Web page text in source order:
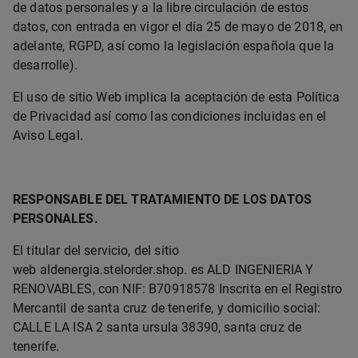
de datos personales y a la libre circulación de estos
datos, con entrada en vigor el día 25 de mayo de 2018, en
adelante, RGPD, así como la legislación española que la
desarrolle).
El uso de sitio Web implica la aceptación de esta Política
de Privacidad así como las condiciones incluidas en el
Aviso Legal.
RESPONSABLE DEL TRATAMIENTO DE LOS DATOS
PERSONALES.
El titular del servicio, del sitio
web aldenergia.stelorder.shop. es ALD INGENIERIA Y
RENOVABLES, con NIF: B70918578 Inscrita en el Registro
Mercantil de santa cruz de tenerife, y domicilio social:
CALLE LA ISA 2 santa ursula 38390, santa cruz de
tenerife.